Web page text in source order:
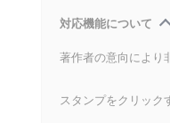
対応機能について
著作者の意向により
スタンプをクリック